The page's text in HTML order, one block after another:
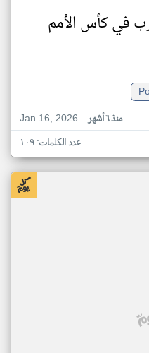
عرب في كأس الأمم
Jan 16, 2026
منذ ٦ أشهر
عدد الكلمات: ١٠٩